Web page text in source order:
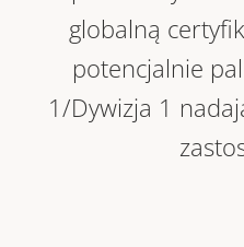
globalną
potencjalnie
1/Dywizja 1